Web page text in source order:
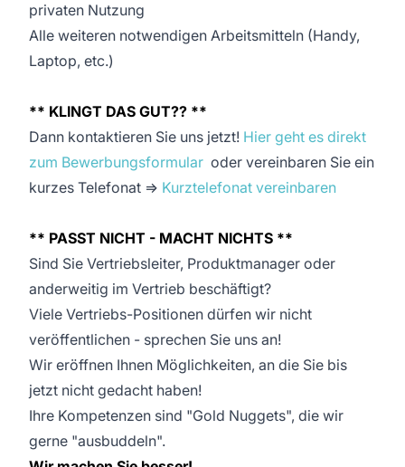
privaten Nutzung
Alle weiteren notwendigen Arbeitsmitteln (Handy,
Laptop, etc.)
** KLINGT DAS GUT?? **
Dann kontaktieren Sie uns jetzt! Hier geht es direkt
zum Bewerbungsformular oder vereinbaren Sie ein
kurzes Telefonat => Kurztelefonat vereinbaren
** PASST NICHT - MACHT NICHTS **
Sind Sie Vertriebsleiter, Produktmanager oder
anderweitig im Vertrieb beschäftigt?
Viele Vertriebs-Positionen dürfen wir nicht
veröffentlichen - sprechen Sie uns an!
Wir eröffnen Ihnen Möglichkeiten, an die Sie bis
jetzt nicht gedacht haben!
Ihre Kompetenzen sind "Gold Nuggets", die wir
gerne "ausbuddeln".